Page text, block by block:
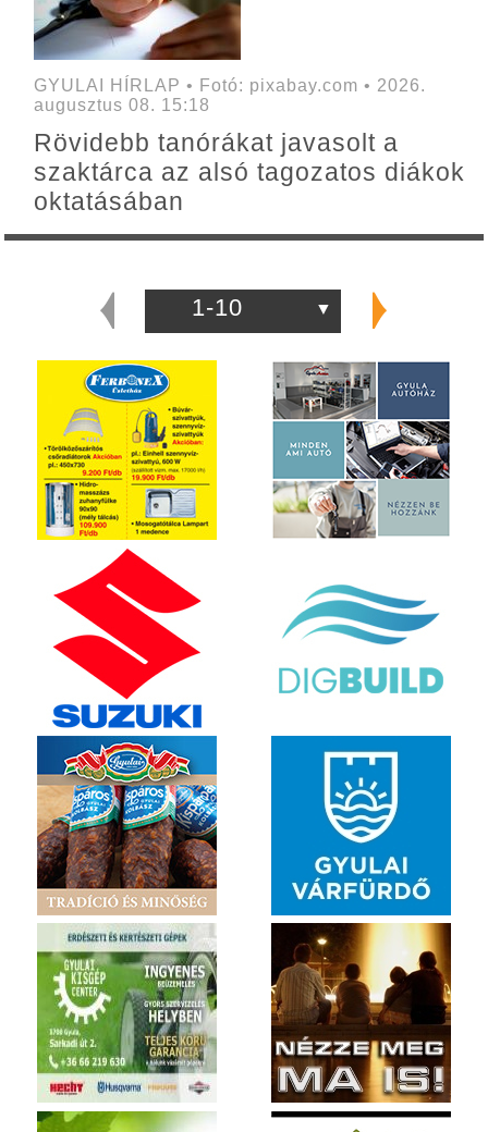
GYULAI HÍRLAP • Fotó: pixabay.com • 2026.
augusztus 08. 15:18
Rövidebb tanórákat javasolt a
szaktárca az alsó tagozatos diákok
oktatásában
1-10